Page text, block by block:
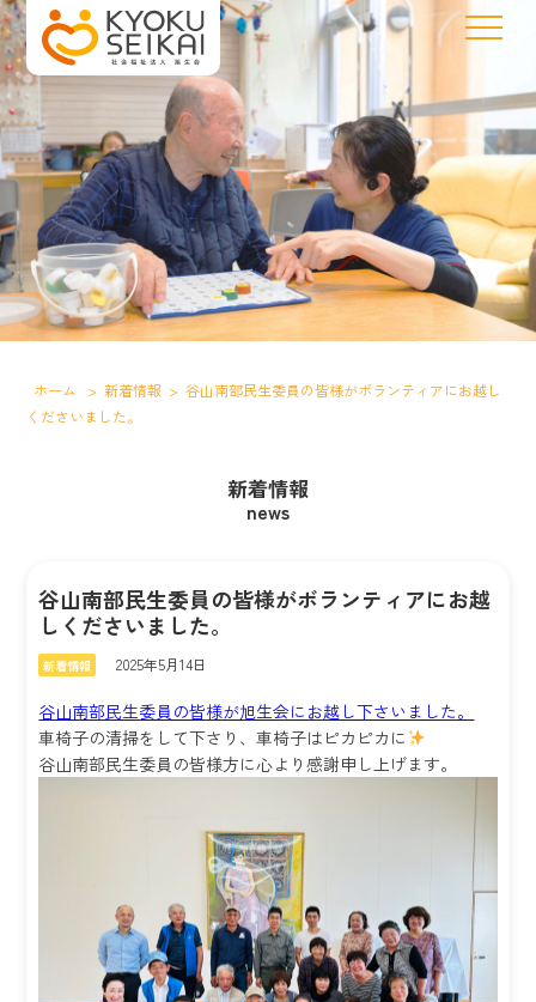
ホーム > 新着情報 > 谷山南部民生委員の皆様がボランティアにお越し
くださいました。
新着情報
news
谷山南部民生委員の皆様がボランティアにお越
しくださいました。
新着情報 2025年5月14日
谷山南部民生委員の皆様が旭生会にお越し下さいました。
車椅子の清掃をして下さり、車椅子はピカピカに
谷山南部民生委員の皆様方に心より感謝申し上げます。